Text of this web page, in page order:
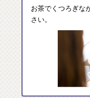
お茶でくつろぎな
さい。